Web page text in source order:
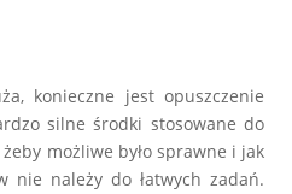
konieczne jest opuszczenie
silne środki stosowane do
możliwe było sprawne i jak
nie należy do łatwych zadań.